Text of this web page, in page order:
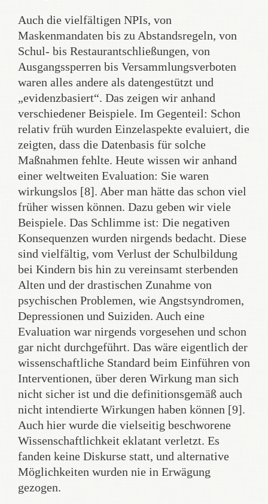
Auch die vielfältigen NPIs, von
Maskenmandaten bis zu Abstandsregeln, von
Schul- bis Restaurantschließungen, von
Ausgangssperren bis Versammlungsverboten
waren alles andere als datengestützt und
„evidenzbasiert“. Das zeigen wir anhand
verschiedener Beispiele. Im Gegenteil: Schon
relativ früh wurden Einzelaspekte evaluiert, die
zeigten, dass die Datenbasis für solche
Maßnahmen fehlte. Heute wissen wir anhand
einer weltweiten Evaluation: Sie waren
wirkungslos [8]. Aber man hätte das schon viel
früher wissen können. Dazu geben wir viele
Beispiele. Das Schlimme ist: Die negativen
Konsequenzen wurden nirgends bedacht. Diese
sind vielfältig, vom Verlust der Schulbildung
bei Kindern bis hin zu vereinsamt sterbenden
Alten und der drastischen Zunahme von
psychischen Problemen, wie Angstsyndromen,
Depressionen und Suiziden. Auch eine
Evaluation war nirgends vorgesehen und schon
gar nicht durchgeführt. Das wäre eigentlich der
wissenschaftliche Standard beim Einführen von
Interventionen, über deren Wirkung man sich
nicht sicher ist und die definitionsgemäß auch
nicht intendierte Wirkungen haben können [9].
Auch hier wurde die vielseitig beschworene
Wissenschaftlichkeit eklatant verletzt. Es
fanden keine Diskurse statt, und alternative
Möglichkeiten wurden nie in Erwägung
gezogen.